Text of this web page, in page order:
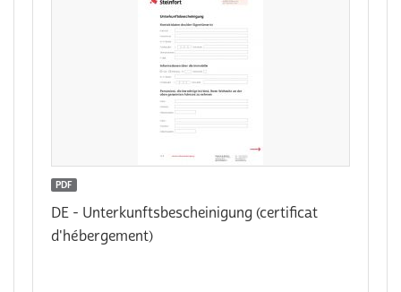
PDF
DE - Unterkunftsbescheinigung (certificat
d'hébergement)